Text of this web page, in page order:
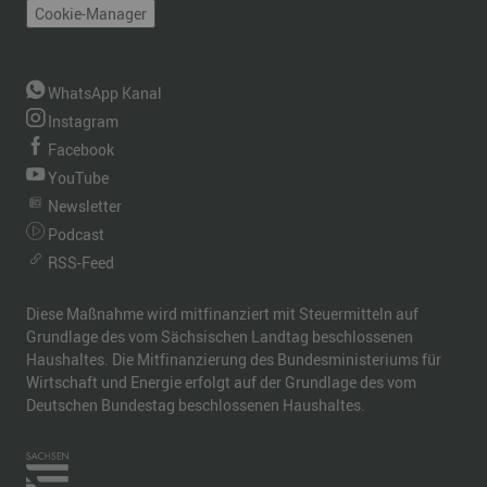
Cookie-Manager
WhatsApp Kanal
Instagram
Facebook
YouTube
Newsletter
Podcast
RSS-Feed
Diese Maßnahme wird mitfinanziert mit Steuermitteln auf
Grundlage des vom Sächsischen Landtag beschlossenen
Haushaltes. Die Mitfinanzierung des Bundesministeriums für
Wirtschaft und Energie erfolgt auf der Grundlage des vom
Deutschen Bundestag beschlossenen Haushaltes.